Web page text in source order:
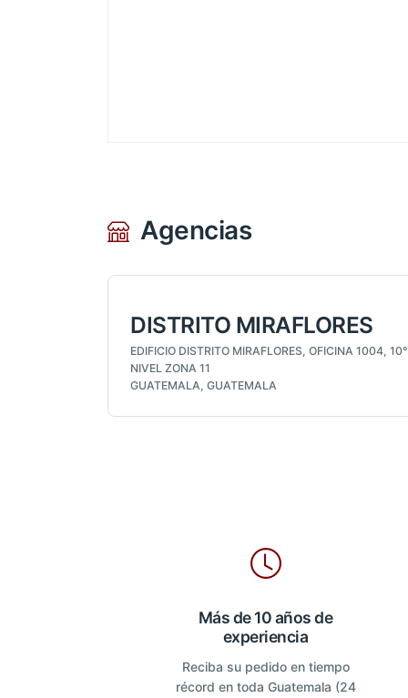
Agencias
DISTRITO MIRAFLORES
EDIFICIO DISTRITO MIRAFLORES, OFICINA 1004, 10°
NIVEL ZONA 11
GUATEMALA, GUATEMALA
Más de 10 años de
experiencia
Reciba su pedido en tiempo
récord en toda Guatemala (24